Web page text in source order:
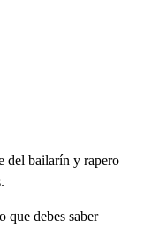
del bailarín y rapero
que debes saber